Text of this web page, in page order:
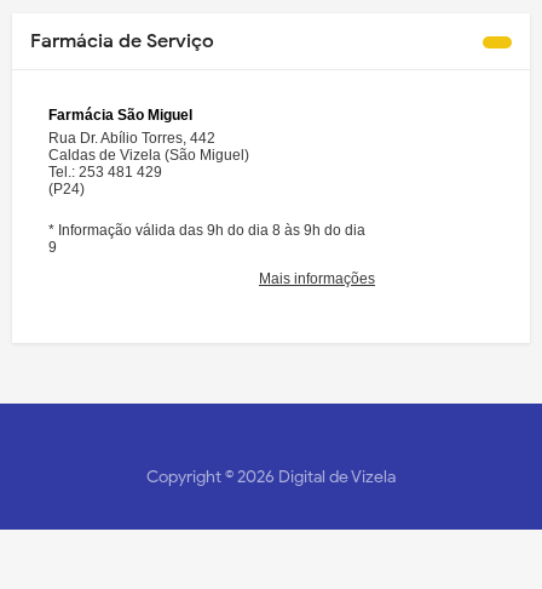
Farmácia de Serviço
Copyright ©2026 Digital de Vizela